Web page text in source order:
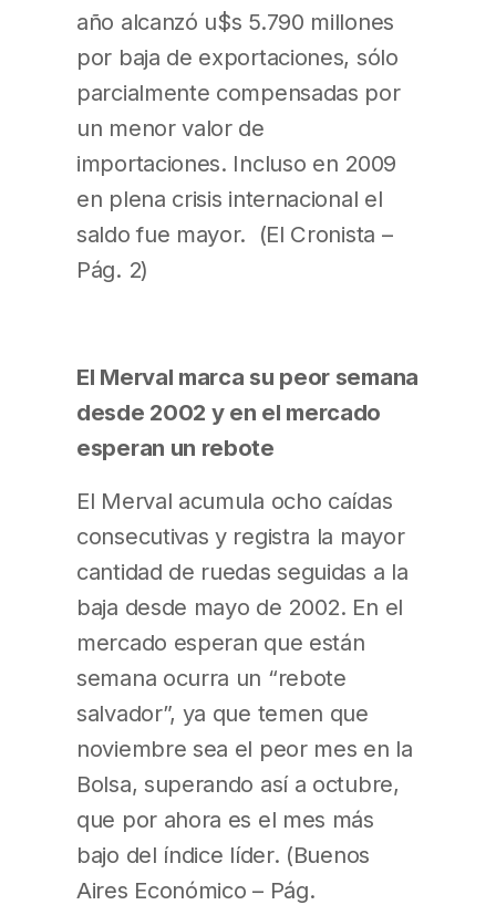
año alcanzó u$s 5.790 millones
por baja de exportaciones, sólo
parcialmente compensadas por
un menor valor de
importaciones. Incluso en 2009
en plena crisis internacional el
saldo fue mayor. (El Cronista –
Pág. 2)
El Merval marca su peor semana
desde 2002 y en el mercado
esperan un rebote
El Merval acumula ocho caídas
consecutivas y registra la mayor
cantidad de ruedas seguidas a la
baja desde mayo de 2002. En el
mercado esperan que están
semana ocurra un “rebote
salvador”, ya que temen que
noviembre sea el peor mes en la
Bolsa, superando así a octubre,
que por ahora es el mes más
bajo del índice líder. (Buenos
Aires Económico – Pág.